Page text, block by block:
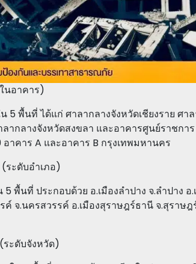
นอาคาร)
5 พื้นที่ ได้แก่ ศาลากลางจังหวัดเชียงราย ศา
ากลางจังหวัดสงขลา และอาคารศูนย์ราชการ
าคาร A และอาคาร B กรุงเทพมหานคร
ระดับอำเภอ)
พื้นที่ ประกอบด้วย อ.เมืองลำปาง จ.ลำปาง อ.
จ.นครสวรรค์ อ.เมืองสุราษฎร์ธานี จ.สุราษฎ
ะดับจังหวัด)